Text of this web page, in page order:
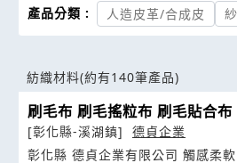
產品分類 : 人造皮革/合成皮
紡織材料(約有140筆產品)
刷毛布 刷毛搖粒布 刷毛貼合
[彰化縣-溪湖鎮]
德貞企業
彰化縣 德貞企